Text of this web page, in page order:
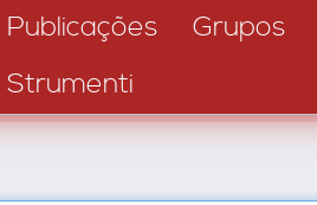
Publicações Grupos
Strumenti